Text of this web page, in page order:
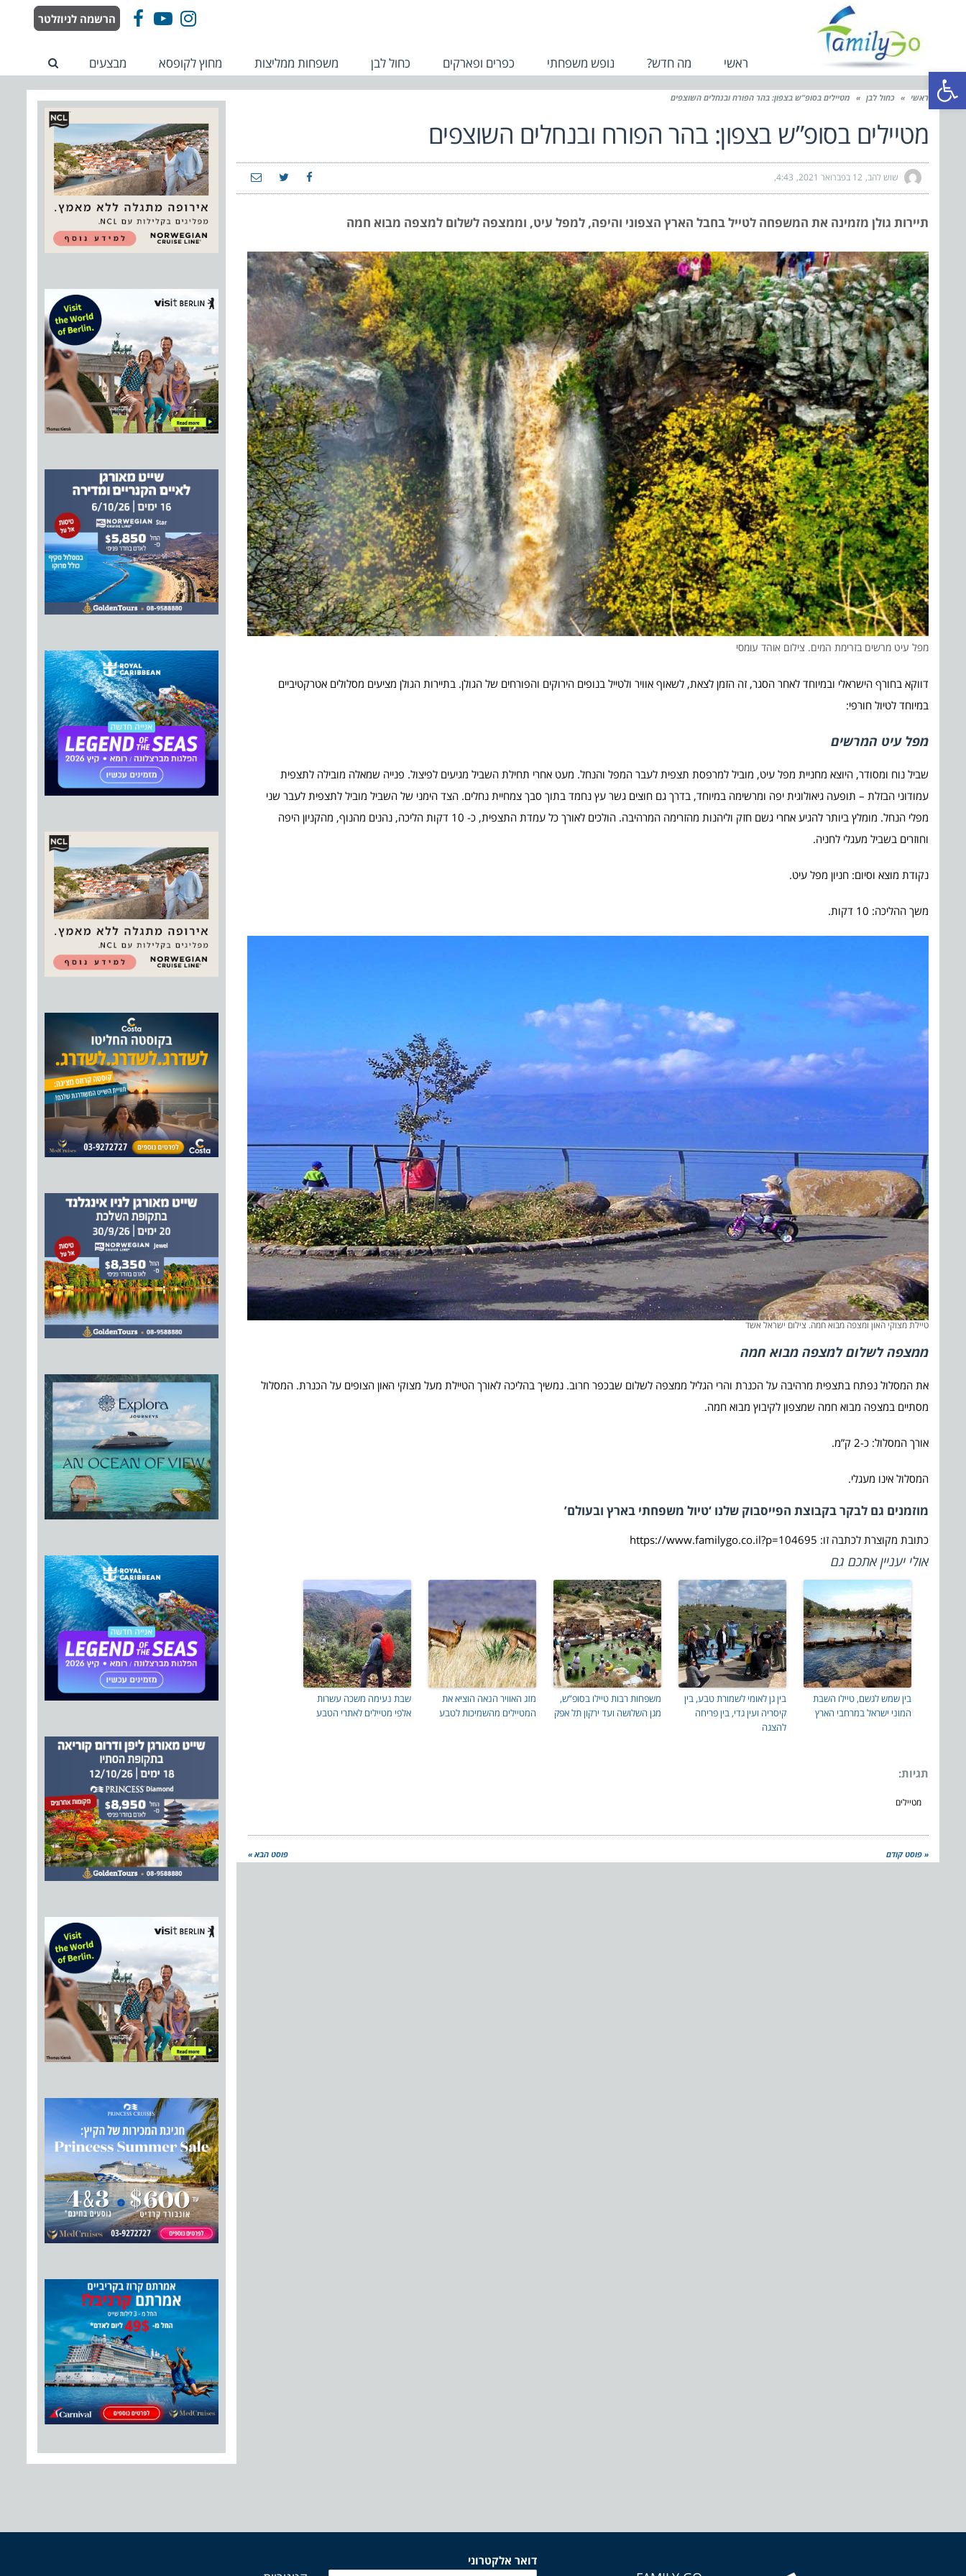
פתח סרגל נגישות
FacebookYouTube
Instagram הרשמה לניוזלטר
ראשי מה חדש? נופש משפחתי כפרים ופארקים כחול לבן משפחות ממליצות מחוץ לקופסא מבצעים
ראשי » כחול לבן » מטיילים בסופ”ש בצפון: בהר הפורח ובנחלים השוצפים
מטיילים בסופ”ש בצפון: בהר הפורח ובנחלים השוצפים
שוש להב 12 בפברואר 2021 4:43
תיירות גולן מזמינה את המשפחה לטייל בחבל הארץ הצפוני והיפה, למפל עיט, וממצפה לשלום למצפה מבוא חמה
מפל עיט מרשים בזרימת המים. צילום אוהד עומסי
דווקא בחורף הישראלי ובמיוחד לאחר הסגר, זה הזמן לצאת, לשאוף אוויר ולטייל בנופים הירוקים והפורחים של הגולן. בתיירות הגולן מציעים מסלולים אטרקטיביים
במיוחד לטיול חורפי:
מפל עיט המרשים
שביל נוח ומסודר, היוצא מחניית מפל עיט, מוביל למרפסת תצפית לעבר המפל והנחל. מעט אחרי תחילת השביל מגיעים לפיצול. פנייה שמאלה מובילה לתצפית
עמודוני הבזלת – תופעה גיאולוגית יפה ומרשימה במיוחד, בדרך גם חוצים גשר עץ נחמד בתוך סבך צמחיית נחלים. הצד הימני של השביל מוביל לתצפית לעבר שני
מפלי הנחל. מומלץ ביותר להגיע אחרי גשם חזק וליהנות מהזרימה המרהיבה. הולכים לאורך כל עמדת התצפית, כ- 10 דקות הליכה, נהנים מהנוף, מהקניון היפה
וחוזרים בשביל מעגלי לחניה.
נקודת מוצא וסיום: חניון מפל עיט.
משך ההליכה: 10 דקות.
טיילת מצוקי האון ומצפה מבוא חמה. צילום ישראל אשד
ממצפה לשלום למצפה מבוא חמה
את המסלול נפתח בתצפית מרהיבה על הכנרת והרי הגליל ממצפה לשלום שבכפר חרוב. נמשיך בהליכה לאורך הטיילת מעל מצוקי האון הצופים על הכנרת. המסלול
מסתיים במצפה מבוא חמה שמצפון לקיבוץ מבוא חמה.
אורך המסלול: כ-2 ק”מ.
המסלול אינו מעגלי.
מוזמנים גם לבקר בקבוצת הפייסבוק שלנו ‘טיול משפחתי בארץ ובעולם’
כתובת מקוצרת לכתבה זו: https://www.familygo.co.il?p=104695
אולי יעניין אתכם גם
בין שמש לגשם, טיילו השבת
המוני ישראל במרחבי הארץ
בין גן לאומי לשמורת טבע, בין
קיסריה ועין גדי, בין פריחה
להצגה
משפחות רבות טיילו בסופ”ש,
מגן השלושה ועד ירקון תל אפק
מזג האוויר הנאה הוציא את
המטיילים מהשמיכות לטבע
שבת נעימה משכה עשרות
אלפי מטיילים לאתרי הטבע
תגיות:
מטיילים
« פוסט קודם פוסט הבא »
דואר אלקטרוני